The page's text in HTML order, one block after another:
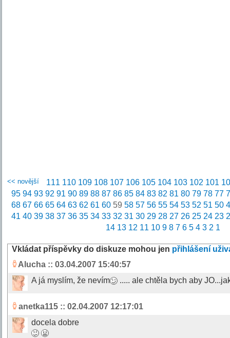
<< novější 111 110 109 108 107 106 105 104 103 102 101
95 94 93 92 91 90 89 88 87 86 85 84 83 82 81 80 79 78 77
68 67 66 65 64 63 62 61 60 5958 57 56 55 54 53 52 51 50
41 40 39 38 37 36 35 34 33 32 31 30 29 28 27 26 25 24 23
14 13 12 11 10 9 8 7 6 5 4 3 2 1
Vkládat příspěvky do diskuze mohou jen přihlášení
Alucha :: 03.04.2007 15:40:57
A já myslím, že nevím
..... ale chtěla bych aby
anetka115 :: 02.04.2007 12:17:01
docela dobre